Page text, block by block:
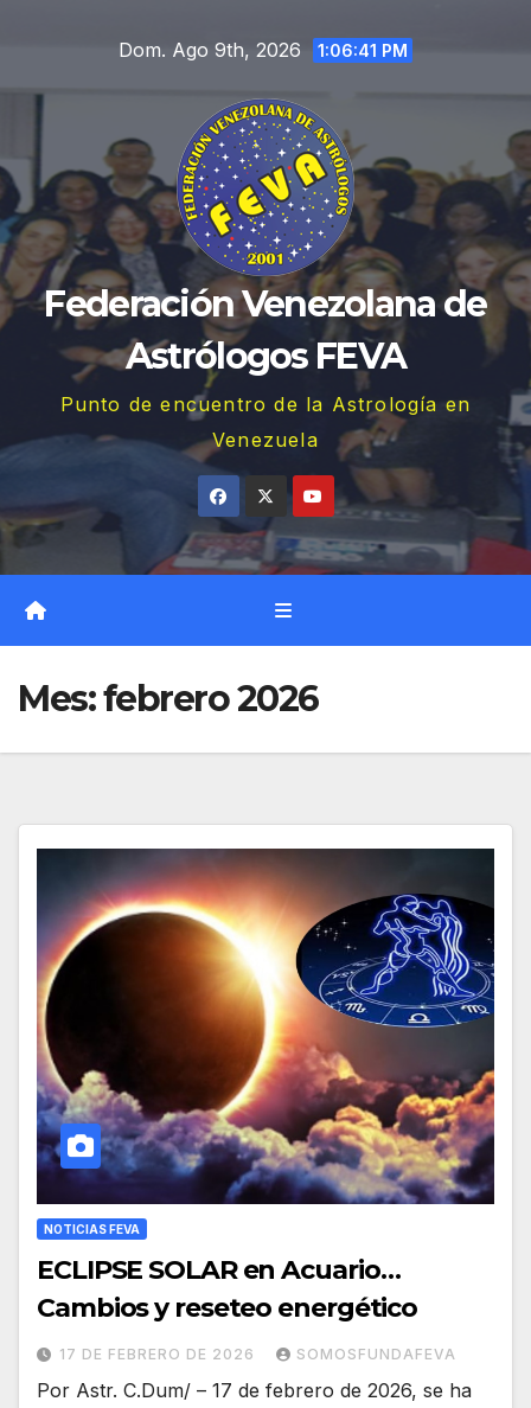
contenido
Dom. Ago 9th, 2026 1:06:42 PM
Federación Venezolana de
Astrólogos FEVA
Punto de encuentro de la Astrología en
Venezuela
Mes:febrero 2026
NOTICIAS FEVA
ECLIPSE SOLAR en Acuario…
Cambios y reseteo energético
17 DE FEBRERO DE 2026 SOMOSFUNDAFEVA
Por Astr. C.Dum/ – 17 de febrero de 2026, se ha